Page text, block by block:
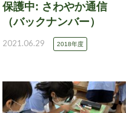
保護中: さわやか通信
（バックナンバー）
2021.06.29 2018年度